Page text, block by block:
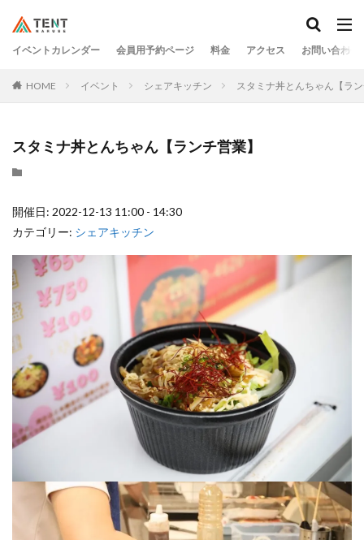
イベントカレンダー 会員用予約ページ 料金 アクセス お問い合わせ
HOME イベント シェアキッチン スタミナ丼とんちゃん【ラ
スタミナ丼とんちゃん【ランチ営業】
開催日: 2022-12-13 11:00 - 14:30
カテゴリー: シェアキッチン